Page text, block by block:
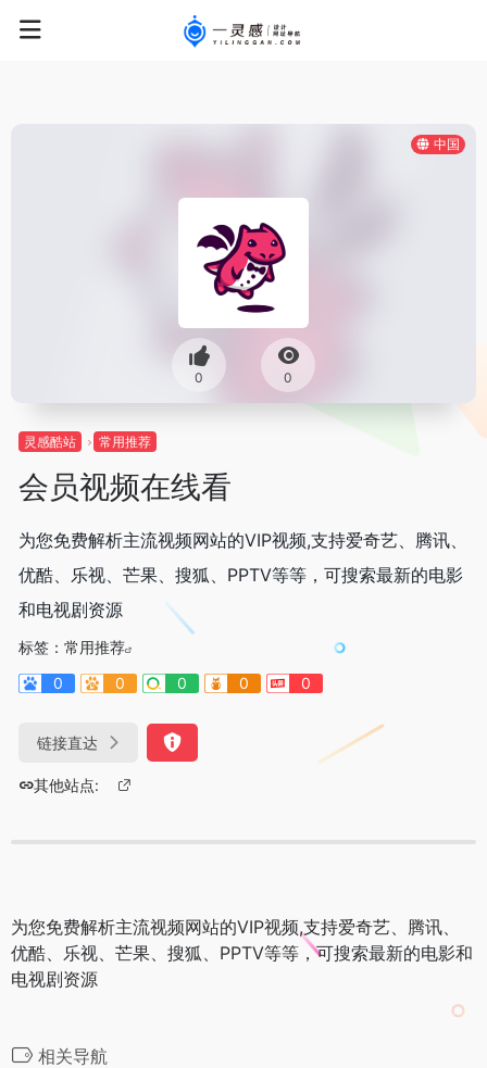
中国
0 0
灵感酷站 常用推荐
会员视频在线看
为您免费解析主流视频网站的VIP视频,支持爱奇艺、腾讯、
优酷、乐视、芒果、搜狐、PPTV等等，可搜索最新的电影
和电视剧资源
标签： 常用推荐
0
0 0 0 0
链接直达
其他站点:
为您免费解析主流视频网站的VIP视频,支持爱奇艺、腾讯、
优酷、乐视、芒果、搜狐、PPTV等等，可搜索最新的电影和
电视剧资源
相关导航